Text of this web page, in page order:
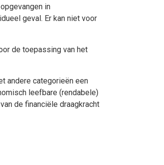
in
geval. Er kan niet voor
de toepassing van het
andere categorieën een
leefbare (rendabele)
de financiële draagkracht